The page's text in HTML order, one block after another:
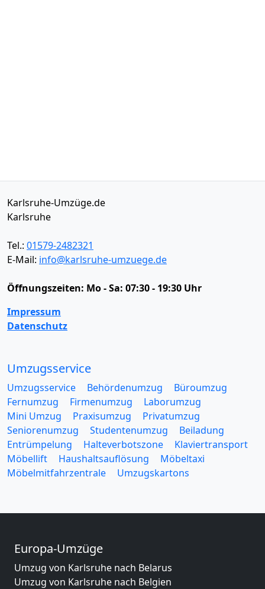
Karlsruhe-Umzüge.de
Karlsruhe
Tel.: 01579-2482321
E-Mail: info@karlsruhe-umzuege.de
Öffnungszeiten: Mo - Sa: 07:30 - 19:30 Uhr
Impressum
Datenschutz
Umzugsservice
Umzugsservice Behördenumzug
Büroumzug
Fernumzug
Firmenumzug
Laborumzug
Mini Umzug
Praxisumzug
Privatumzug
Seniorenumzug
Studentenumzug
Beiladung
Entrümpelung
Halteverbotszone
Klaviertransport
Möbellift
Haushaltsauflösung
Möbeltaxi
Möbelmitfahrzentrale
Umzugskartons
Europa-Umzüge
Umzug von Karlsruhe nach Belarus
Umzug von Karlsruhe nach Belgien